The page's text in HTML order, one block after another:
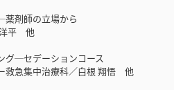
剤師の立場から
洋平 他
グ─セデーションコース
救急集中治療科／白根 翔悟 他